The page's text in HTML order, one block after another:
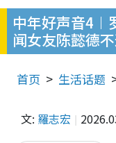
中年好声音4︱
闻女友陈懿德
首页 生活话题
文: 羅志宏